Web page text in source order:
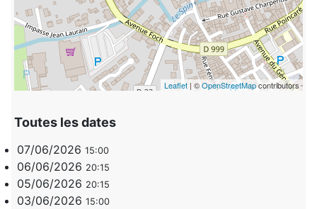
Leaflet| ©OpenStreetMapcontributors
Toutes les dates
07/06/202615:00
06/06/2026 20:15
05/06/2026 20:15
03/06/202615:00